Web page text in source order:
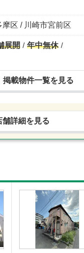
区 / 川崎市宮前区
展開
年中無休
掲載物件一覧を見る
舗詳細を見る